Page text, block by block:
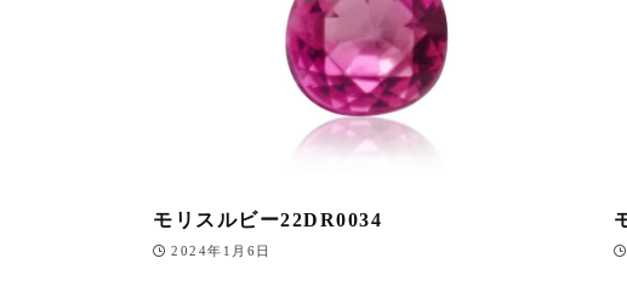
モリスルビー22DR0034
2024年1月6日